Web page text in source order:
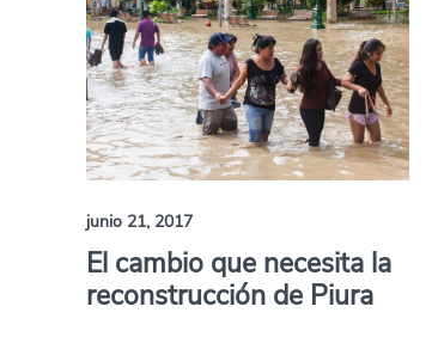
junio 21, 2017
El cambio que necesita la
reconstrucción de Piura